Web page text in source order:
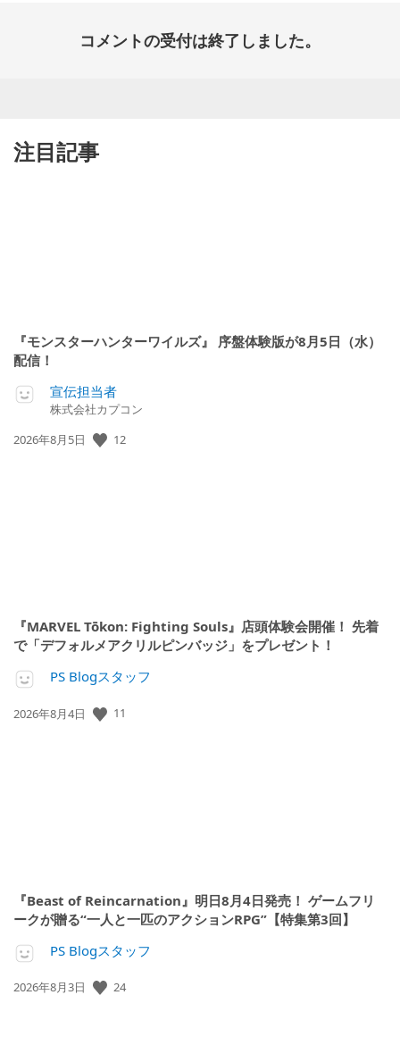
コメントの受付は終了しました。
注目記事
『モンスターハンターワイルズ』 序盤体験版が8月5日（水）
配信！
宣伝担当者
株式会社カプコン
公
2026年8月5日 12
『MARVEL Tōkon: Fighting Souls』店頭体験会開催！ 先着
で「デフォルメアクリルピンバッジ」をプレゼント！
PS Blogスタッフ
公
2026年8月4日 11
『Beast of Reincarnation』明日8月4日発売！ ゲームフリ
ークが贈る“一人と一匹のアクションRPG”【特集第3回】
PS Blogスタッフ
公
2026年8月3日 24